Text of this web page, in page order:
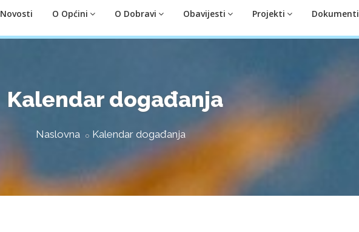
Novosti O Općini O Dobravi Obavijesti Projekti Dokumenti
Kalendar događanja
Naslovna Kalendar događanja